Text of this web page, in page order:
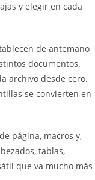
y elegir en cada
de antemano
documentos.
archivo desde cero.
se convierten en
página, macros y,
tablas,
que va mucho más